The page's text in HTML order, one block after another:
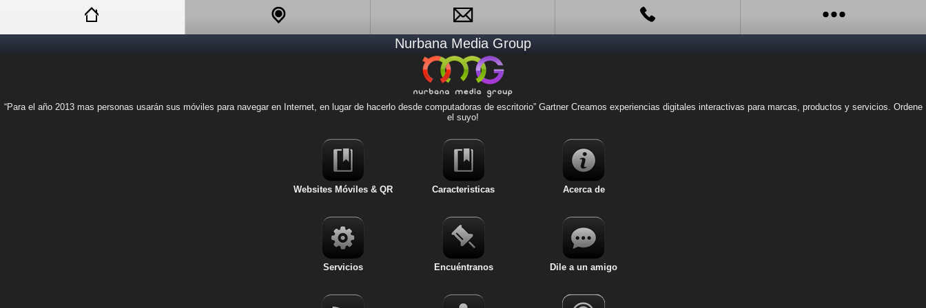
Websites Móviles & QR
Caracteristicas
Acerca de
Servicios
Dile a un amigo
Noticias
Lugares
Nurbana Media Group
“Para el año 2013 mas personas usarán sus móviles para navegar en Internet, en lugar de hacerlo desde computadoras de escritorio” Gartner Creamos experiencias digitales interactivas para marcas, productos y servicios. Ordene
el suyo!
Websites Móviles & QR Caracteristicas Acerca de
Servicios Encuéntranos Dile a un amigo